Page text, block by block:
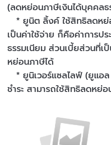
(ลดหย่อนภาษีเงินได้บุคคลธ
* ยูนิต ลิ้งค์ ใช้สิทธิลดหย่
เป็นค่าใช้จ่าย ก็คือค่าการป
ธรรมเนียม ส่วนเบี้ยส่วนที่เ
หย่อนภาษีได้
* ยูนิเวอร์แซลไลฟ์ (ยูแอ
ชำระ สามารถใช้สิทธิลดหย่